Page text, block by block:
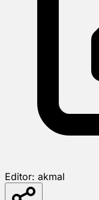
Editor: akmal